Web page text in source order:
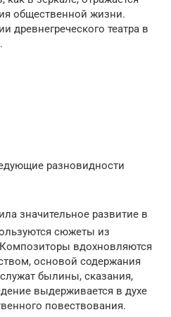
общественной жизни.
древнегреческого театра в
разновидности
значительное развитие в
сюжеты из
вдохновляются
основой содержания
былины, сказания,
выдерживается в духе
повествования.